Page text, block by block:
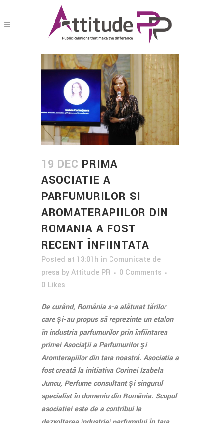
19 DEC PRIMA
ASOCIATIE A
PARFUMURILOR SI
AROMATERAPIILOR DIN
ROMANIA A FOST
RECENT ÎNFIINTATA
Posted at 13:01h in Comunicate de
presa byAttitude PR
0 Comments
0 Likes
De curând, România s-a alăturat țărilor
care și-au propus să reprezinte un etalon
în industria parfumurilor prin înființarea
primei Asociaţii a Parfumurilor şi
Aromterapiilor din țara noastră. Asociația a
fost creată la inițiativa Corinei Izabela
Juncu, Perfume consultant și singurul
specialist în domeniu din România. Scopul
asociației este de a contribui la